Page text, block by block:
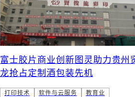
富士胶片商业创新图灵助力贵州
龙抢占定制酒包装先机
打印技术 软件与云服务 教育业